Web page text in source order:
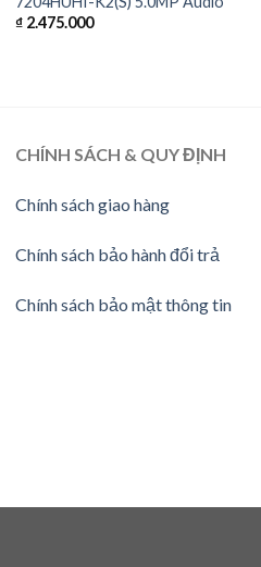
₫2.475.000
CHÍNH SÁCH & QUY ĐỊNH
Chính sách giao hàng
Chính sách bảo hành đổi trả
Chính sách bảo mật thông tin